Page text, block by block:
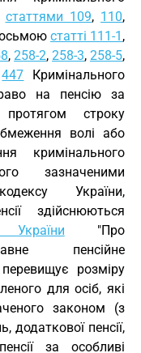
статтями 109, 110,
статті 111-1 ,
, 258-2, 258-3, 258-5,
447 Кримінального
на пенсію за
строку
волі або
кримінального
зазначеними
України,
здійснюються
"Про
пенсійне
розміру
для осіб, які
законом (з
додаткової пенсії,
за особливі